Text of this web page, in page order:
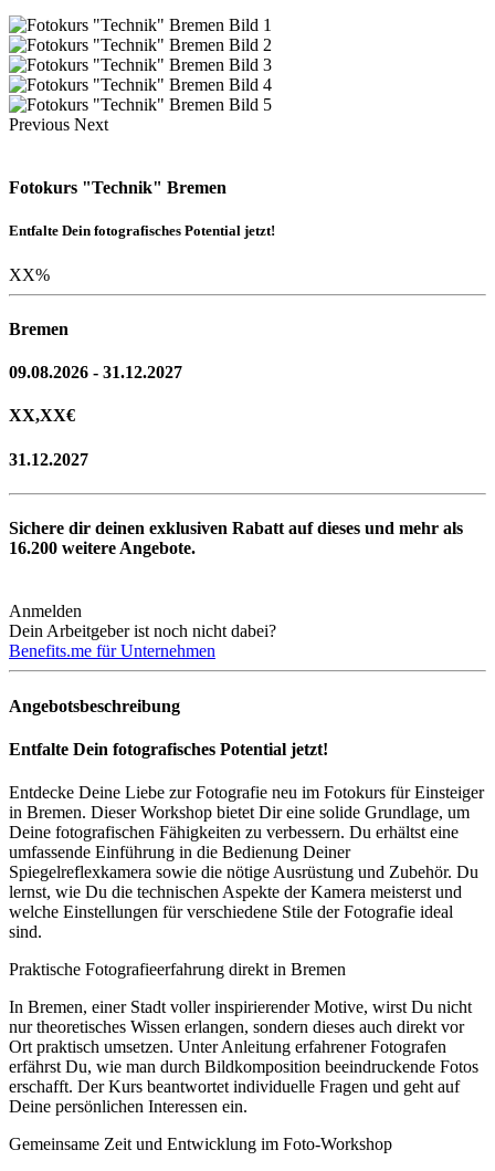
Previous Next
Fotokurs "Technik" Bremen
Entfalte Dein fotografisches Potential jetzt!
XX%
Bremen
09.08.2026 - 31.12.2027
XX,XX€
31.12.2027
Sichere dir deinen exklusiven Rabatt auf dieses und mehr als
16.200 weitere Angebote.
Anmelden
Dein Arbeitgeber ist noch nicht dabei?
Benefits.me für Unternehmen
Angebotsbeschreibung
Entfalte Dein fotografisches Potential jetzt!
Entdecke Deine Liebe zur Fotografie neu im Fotokurs für Einsteiger
in Bremen. Dieser Workshop bietet Dir eine solide Grundlage, um
Deine fotografischen Fähigkeiten zu verbessern. Du erhältst eine
umfassende Einführung in die Bedienung Deiner
Spiegelreflexkamera sowie die nötige Ausrüstung und Zubehör. Du
lernst, wie Du die technischen Aspekte der Kamera meisterst und
welche Einstellungen für verschiedene Stile der Fotografie ideal
sind.
Praktische Fotografieerfahrung direkt in Bremen
In Bremen, einer Stadt voller inspirierender Motive, wirst Du nicht
nur theoretisches Wissen erlangen, sondern dieses auch direkt vor
Ort praktisch umsetzen. Unter Anleitung erfahrener Fotografen
erfährst Du, wie man durch Bildkomposition beeindruckende Fotos
erschafft. Der Kurs beantwortet individuelle Fragen und geht auf
Deine persönlichen Interessen ein.
Gemeinsame Zeit und Entwicklung im Foto-Workshop